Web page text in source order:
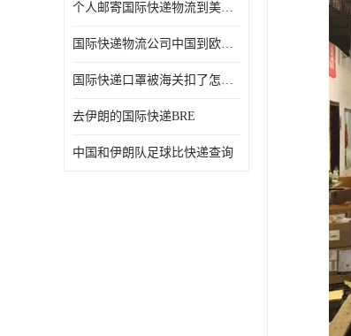
个人邮寄国际快递物流到美加墨西哥英国比利时荷兰波兰意大利
国际快递物流公司中国到欧洲英国法国德国能寄铁路空运海运
国际快递口罩被海关扣了怎么办
去伊朗的国际快递BRE
中国和伊朗队足球比快递查询